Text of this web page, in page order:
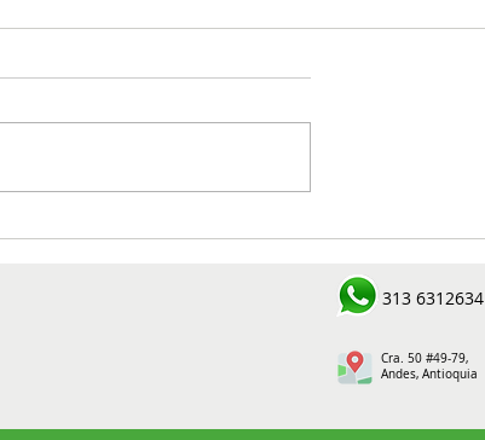
neutral y reduce su huella
ambiental en el Suroeste
313 6312634
Cra. 50 #49-79,
Andes, Antioquia